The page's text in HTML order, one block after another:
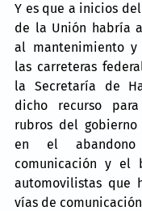
Y es que a inicios
de la Unión habría
al mantenimiento y
las carreteras
la Secretaría de
dicho recurso
rubros del
en el
comunicación y el
automovilistas que
vías de